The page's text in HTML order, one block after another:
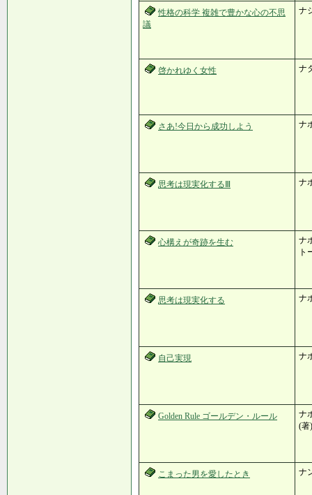
性格の科学 複雑で豊かな心の不思
議
ナ
啓かれゆく女性 ナ
さあ!今日から成功しよう ナ
思考は現実化するⅢ ナ
心構えが奇跡を生む
ナ
ト
思考は現実化する ナ
自己実現 ナ
Golden Rule ゴールデン・ルール
ナ
(著)
こまった男を愛したとき ナ